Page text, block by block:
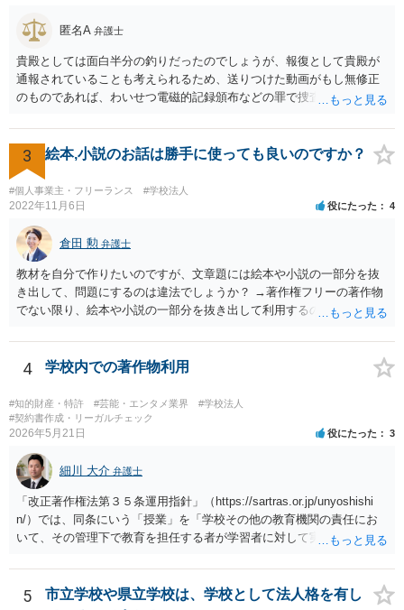
匿名A 弁護士
貴殿としては面白半分の釣りだったのでしょうが、報復として貴殿が
通報されていることも考えられるため、送りつけた動画がもし無修正
のものであれば、わいせつ電磁的記録頒布などの罪で捜査の対象にな
察が自宅に来て、パソコンの中身を見られたり事情聴取を受けたりす
る可能性はゼロとは言えません。このようなことが繰り返されないこ
とを望みます。 まあ警察もこのような軽微な事案まではなかなか手が
回らないと思いますが。 それと、動画についてＫ高校の名前が挙がっ
ていますが、学校名を特定する根拠が不明でデマの可能性がある場
合、その高校名を拡散する行為は不適切と思われます。私学の場合、
学校法人の名誉を毀損したとして損害賠償を求められる可能性も否定
できません。
3 絵本,小説のお話は勝手に使っても良いのですか？
#個人事業主・フリーランス #学校法人
2022年11月6日 役にたった 4
倉田 勲 弁護士
教材を自分で作りたいのですが、文章題には絵本や小説の一部分を抜
き出して、問題にするのは違法でしょうか？ →著作権フリーの著作物
でない限り、絵本や小説の一部分を抜き出して利用するのは著作権法
4 学校内での著作物利用
#知的財産・特許 #芸能・エンタメ業界
#学校法人
#契約書作成・リーガルチェック
2026年5月21日 役にたった 3
細川 大介 弁護士
「改正著作権法第３５条運用指針」（https://sartras.or.jp/unyoshishi
n/）では、同条にいう「授業」を「学校その他の教育機関の責任にお
いて、その管理下で教育を担任する者が学習者に対して実施する教育
級活動・クラブ活動・学校行事等）、部活動、課外補習授業等を、該
当しない例として自主的なボランティア活動・保護者会・ＰＴＡ活動
5
市立学校や県立学校は、学校として法人格を有し